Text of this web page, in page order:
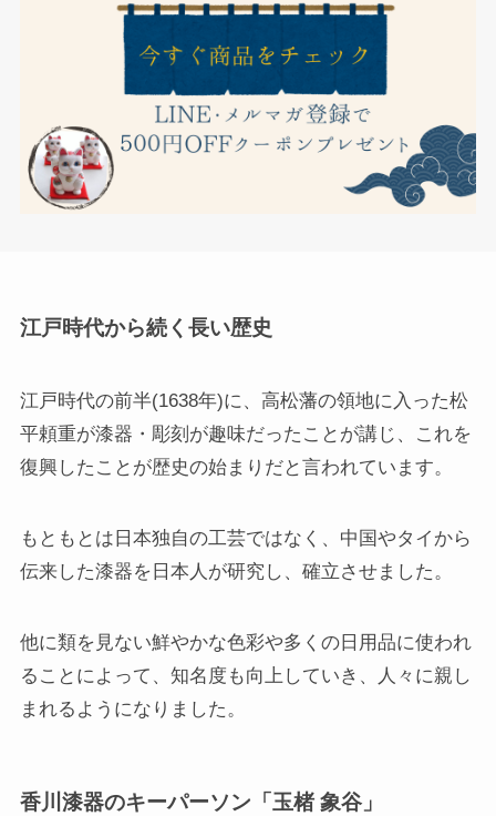
江戸時代から続く長い歴史
江戸時代の前半(1638年)に、高松藩の領地に入った松
平頼重が漆器・彫刻が趣味だったことが講じ、これを
復興したことが歴史の始まりだと言われています。
もともとは日本独自の工芸ではなく、中国やタイから
伝来した漆器を日本人が研究し、確立させました。
他に類を見ない鮮やかな色彩や多くの日用品に使われ
ることによって、知名度も向上していき、人々に親し
まれるようになりました。
香川漆器のキーパーソン「玉楮 象谷」